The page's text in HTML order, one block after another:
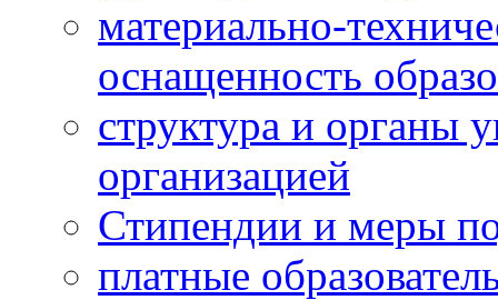
материально-
оснащенность
структура и органы
организацией
Стипендии и меры
платные